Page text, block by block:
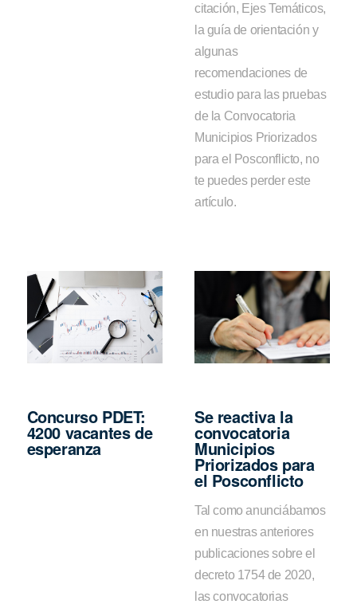
citación, Ejes Temáticos,
la guía de orientación y
algunas
recomendaciones de
estudio para las pruebas
de la Convocatoria
Municipios Priorizados
para el Posconflicto, no
te puedes perder este
artículo.
Concurso PDET:
4200 vacantes de
esperanza
Se reactiva la
convocatoria
Municipios
Priorizados para
el Posconflicto
Tal como anunciábamos
en nuestras anteriores
publicaciones sobre el
decreto 1754 de 2020,
las convocatorias